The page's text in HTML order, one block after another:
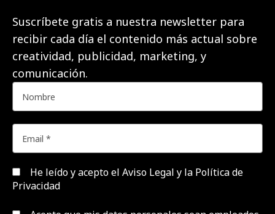
Suscríbete gratis a nuestra newsletter para
recibir cada día el contenido más actual sobre
creatividad, publicidad, marketing, y
comunicación.
He leído y acepto el Aviso Legal y la Política de
Privacidad